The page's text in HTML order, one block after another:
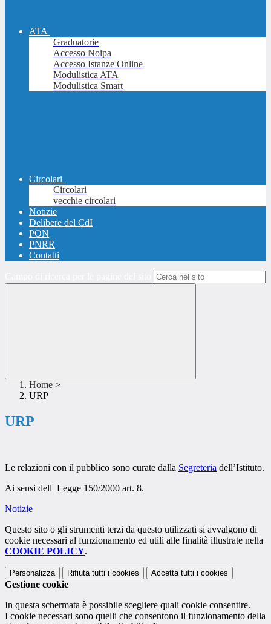
ATA
Graduatorie
Accesso Noipa
Accesso Istanze Online
Modulistica ATA
Modulistica Smart
Circolari
Circolari
vecchie circolari
Notizie
Delibere del CdI
PON
PNRR
Contatti
Home >
URP
URP
Le relazioni con il pubblico sono curate dalla Segreteria dell’Istituto.
Ai sensi dell Legge 150/2000 art. 8.
Notizie
Questo sito o gli strumenti terzi da questo utilizzati si avvalgono di
cookie necessari al funzionamento ed utili alle finalità illustrate nella
COOKIE POLICY.
Personalizza Rifiuta tutti i cookies Accetta tutti i cookies
Gestione cookie
In questa schermata è possibile scegliere quali cookie consentire.
I cookie necessari sono quelli che consentono il funzionamento della